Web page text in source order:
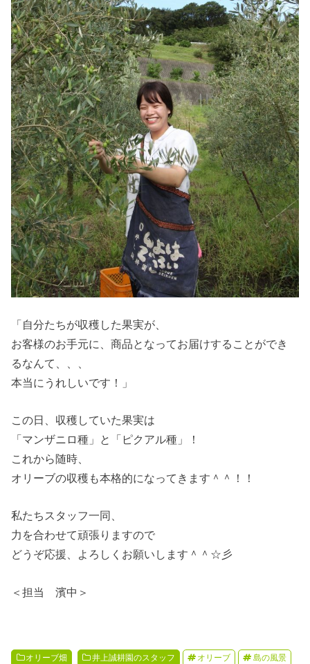
「自分たちが収穫した果実が、
お客様のお手元に、商品となってお届けすることができ
るなんて、、、
本当にうれしいです！」
この日、収穫していた果実は
「マンザニロ種」と「ピクアル種」！
これから随時、
オリーブの収穫も本格的になってきます＾＾！！
私たちスタッフ一同、
力を合わせて頑張りますので
どうぞ応援、よろしくお願いします＾＾☆彡
＜担当 濱中＞
オリーブ畑 井上誠耕園のスタッフ オリーブ 島の風景